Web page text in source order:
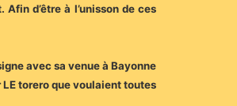
d’être à l’unisson de ces
avec sa venue à Bayonne
torero que voulaient toutes